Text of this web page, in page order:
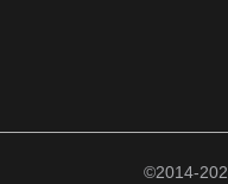
©2014-